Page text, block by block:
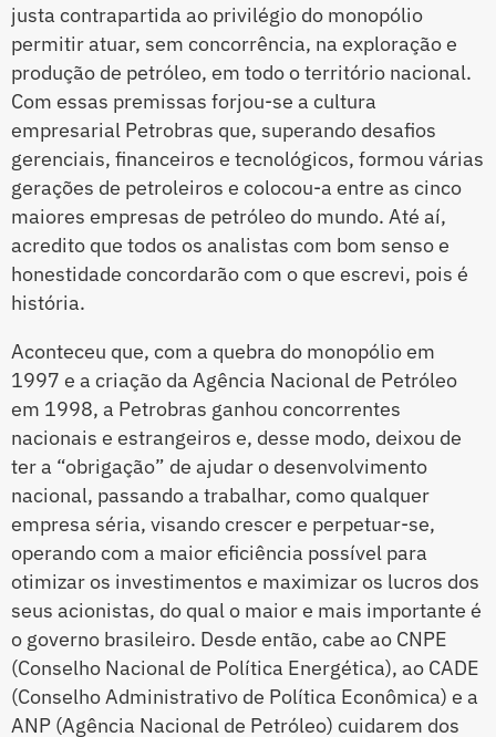
justa contrapartida ao privilégio do monopólio
permitir atuar, sem concorrência, na exploração e
produção de petróleo, em todo o território nacional.
Com essas premissas forjou-se a cultura
empresarial Petrobras que, superando desafios
gerenciais, financeiros e tecnológicos, formou várias
gerações de petroleiros e colocou-a entre as cinco
maiores empresas de petróleo do mundo. Até aí,
acredito que todos os analistas com bom senso e
honestidade concordarão com o que escrevi, pois é
história.
Aconteceu que, com a quebra do monopólio em
1997 e a criação da Agência Nacional de Petróleo
em 1998, a Petrobras ganhou concorrentes
nacionais e estrangeiros e, desse modo, deixou de
ter a “obrigação” de ajudar o desenvolvimento
nacional, passando a trabalhar, como qualquer
empresa séria, visando crescer e perpetuar-se,
operando com a maior eficiência possível para
otimizar os investimentos e maximizar os lucros dos
seus acionistas, do qual o maior e mais importante é
o governo brasileiro. Desde então, cabe ao CNPE
(Conselho Nacional de Política Energética), ao CADE
(Conselho Administrativo de Política Econômica) e a
ANP (Agência Nacional de Petróleo) cuidarem dos